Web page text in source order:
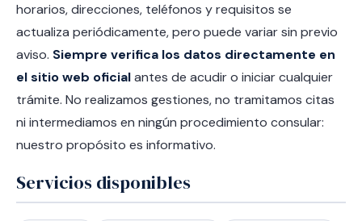
horarios, direcciones, teléfonos y requisitos se
actualiza periódicamente, pero puede variar sin previo
aviso. Siempre verifica los datos directamente en
el sitio web oficialantes de acudir o iniciar cualquier
trámite. No realizamos gestiones, no tramitamos citas
ni intermediamos en ningún procedimiento consular:
nuestro propósito es informativo.
Servicios disponibles